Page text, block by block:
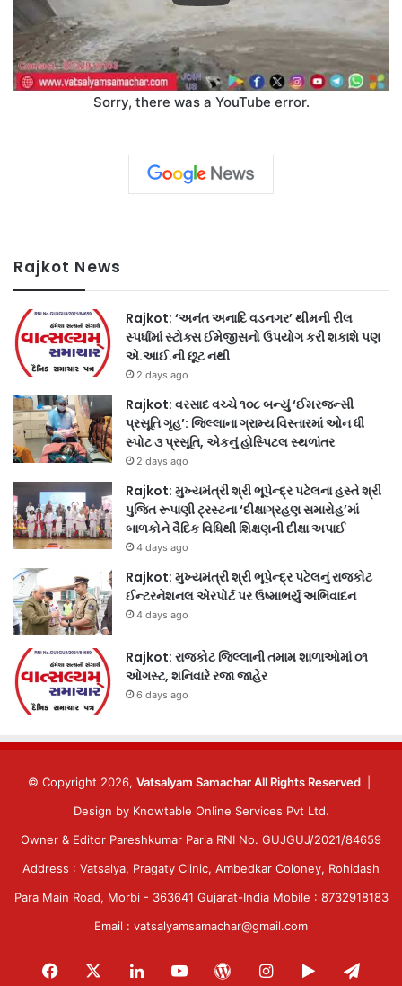
Sorry, there was a YouTube error.
Rajkot News
Rajkot: ‘અનંત અનાદિ વડનગર’ થીમની રીલ
સ્પર્ધામાં સ્ટોક્સ ઈમેજીસનો ઉપયોગ કરી શકાશે પણ
એ.આઈ.ની છૂટ નથી
2 days ago
Rajkot: વરસાદ વચ્ચે ૧૦૮ બન્યું ‘ઈમરજન્સી
પ્રસૂતિ ગૃહ’: જિલ્લાના ગ્રામ્ય વિસ્તારમાં ઓન ધી
સ્પોટ ૩ પ્રસૂતિ, એકનું હોસ્પિટલ સ્થળાંતર
2 days ago
Rajkot: મુખ્યમંત્રી શ્રી ભૂપેન્દ્ર પટેલના હસ્તે શ્રી
પુજિત રૂપાણી ટ્રસ્ટના ‘દીક્ષાગ્રહણ સમારોહ’માં
બાળકોને વૈદિક વિધિથી શિક્ષણની દીક્ષા અપાઈ
4 days ago
Rajkot: મુખ્યમંત્રી શ્રી ભૂપેન્દ્ર પટેલનું રાજકોટ
ઈન્ટરનેશનલ એરપોર્ટ પર ઉષ્માભર્યું અભિવાદન
4 days ago
Rajkot: રાજકોટ જિલ્લાની તમામ શાળાઓમાં ૦૧
ઓગસ્ટ, શનિવારે રજા જાહેર
6 days ago
© Copyright 2026, Vatsalyam Samachar All Rights Reserved
Design by Knowtable Online Services Pvt Ltd.
Owner & Editor Pareshkumar Paria RNI No. GUJGUJ/2021/84659
Address : Vatsalya, Pragaty Clinic, Ambedkar Coloney, Rohidash
Para Main Road, Morbi - 363641 Gujarat-India Mobile : 8732918183
Email : vatsalyamsamachar@gmail.com
Facebook LinkedInYouTubeWordPressInstagram
Google